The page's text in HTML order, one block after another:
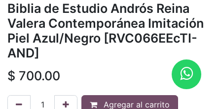
Biblia de Estudio Andrós Reina
Valera Contemporánea Imitación
Piel Azul/Negro [RVC066EEcTI-
AND]
$ 700.00
Agregar al carrito